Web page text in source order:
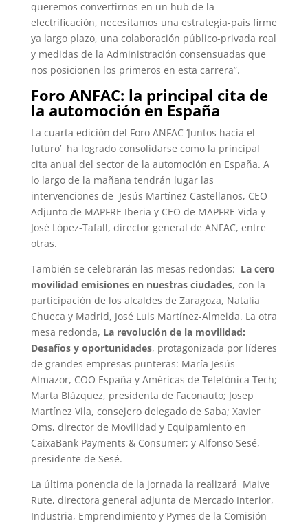
queremos convertirnos en un hub de la
electrificación, necesitamos una estrategia-país firme
ya largo plazo, una colaboración público-privada real
y medidas de la Administración consensuadas que
nos posicionen los primeros en esta carrera”.
Foro ANFAC: la principal cita de
la automoción en España
La cuarta edición del Foro ANFAC ‘Juntos hacia el
futuro’ ha logrado consolidarse como la principal
cita anual del sector de la automoción en España. A
lo largo de la mañana tendrán lugar las
intervenciones de Jesús Martínez Castellanos, CEO
Adjunto de MAPFRE Iberia y CEO de MAPFRE Vida y
José López-Tafall, director general de ANFAC, entre
otras.
También se celebrarán las mesas redondas: La cero
movilidad emisiones en nuestras ciudades, con la
participación de los alcaldes de Zaragoza, Natalia
Chueca y Madrid, José Luis Martínez-Almeida. La otra
mesa redonda, La revolución de la movilidad:
Desafíos y oportunidades, protagonizada por líderes
de grandes empresas punteras: María Jesús
Almazor, COO España y Américas de Telefónica Tech;
Marta Blázquez, presidenta de Faconauto; Josep
Martínez Vila, consejero delegado de Saba; Xavier
Oms, director de Movilidad y Equipamiento en
CaixaBank Payments & Consumer; y Alfonso Sesé,
presidente de Sesé.
La última ponencia de la jornada la realizará Maive
Rute, directora general adjunta de Mercado Interior,
Industria, Emprendimiento y Pymes de la Comisión